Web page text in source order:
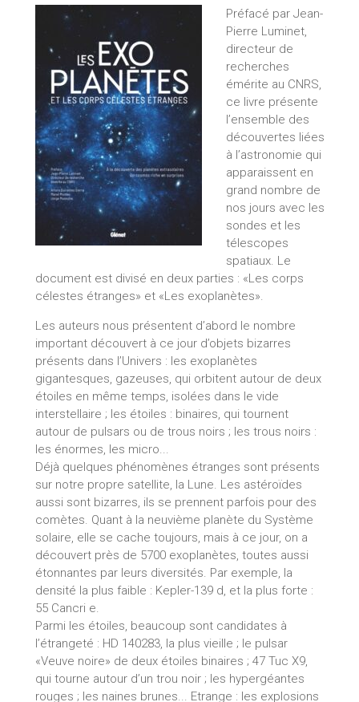
Préfacé par Jean-
Pierre Luminet,
directeur de
recherches
émérite au CNRS,
ce livre présente
l’ensemble des
découvertes liées
à l’astronomie qui
apparaissent en
grand nombre de
nos jours avec les
sondes et les
télescopes
spatiaux. Le
document est divisé en deux parties : «Les corps
célestes étranges» et «Les exoplanètes».
Les auteurs nous présentent d’abord le nombre
important découvert à ce jour d’objets bizarres
présents dans l’Univers : les exoplanètes
gigantesques, gazeuses, qui orbitent autour de deux
étoiles en même temps, isolées dans le vide
interstellaire ; les étoiles : binaires, qui tournent
autour de pulsars ou de trous noirs ; les trous noirs :
les énormes, les micro...
Déjà quelques phénomènes étranges sont présents
sur notre propre satellite, la Lune. Les astéroïdes
aussi sont bizarres, ils se prennent parfois pour des
comètes. Quant à la neuvième planète du Système
solaire, elle se cache toujours, mais à ce jour, on a
découvert près de 5700 exoplanètes, toutes aussi
étonnantes par leurs diversités. Par exemple, la
densité la plus faible : Kepler-139 d, et la plus forte :
55 Cancri e.
Parmi les étoiles, beaucoup sont candidates à
l’étrangeté : HD 140283, la plus vieille ; le pulsar
«Veuve noire» de deux étoiles binaires ; 47 Tuc X9,
qui tourne autour d’un trou noir ; les hypergéantes
rouges ; les naines brunes... Etrange : les explosions